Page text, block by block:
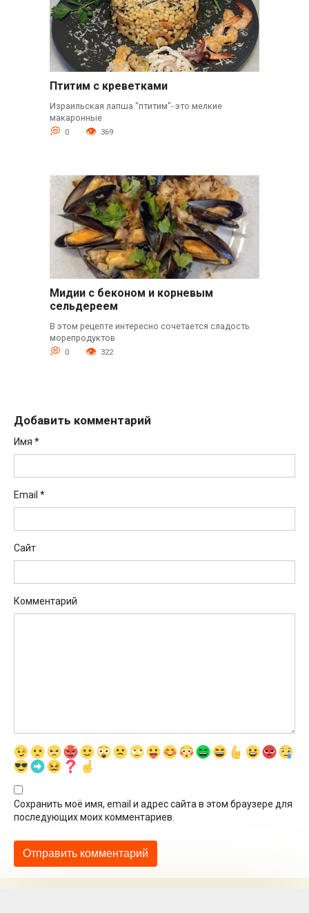
Птитим с креветками
Израильская лапша "птитим"- это мелкие
макаронные
0 369
Мидии с беконом и корневым
сельдереем
В этом рецепте интересно сочетается сладость
морепродуктов
0 322
Добавить комментарий
Имя *
Email *
Сайт
Комментарий
Сохранить моё имя, email и адрес сайта в этом браузере для
последующих моих комментариев.